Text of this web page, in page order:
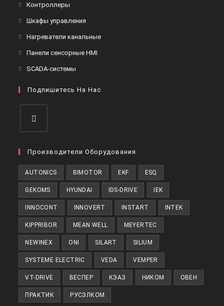
вкладке
Контроллеры
вкладке
Шкафы управления
вкладке
Нагреватели канальныеОткроется
Панели сенсорные HMI
вкладке
SCADA-системы
новой
Подпишитесь На Нас
в
вкладке
Производители Оборудования
AUTONICS BIMOTOR EKF ESQ
GEKOMS HYUNDAI IDS-DRIVE IEK
INNOCONT INNOVERT INSTART INTEK
KIPPRIBOR MEAN WELL MEYERTEC
NEWINEX ONI SILART SILIUM
SYSTEME ELECTRIC VEDA VEMPER
VT-DRIVE ВЕСПЕР КЭАЗ НИКОМ ОВЕН
ПРАКТИК РУСЭЛКОМ